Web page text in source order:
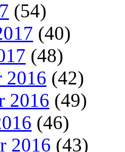
(54)
(40)
(48)
2016 (42)
2016 (49)
(46)
2016 (43)